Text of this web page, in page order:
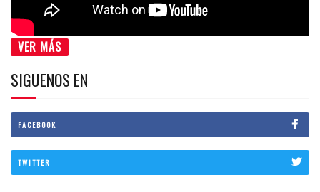
VER MÁS
SIGUENOS EN
FACEBOOK
TWITTER